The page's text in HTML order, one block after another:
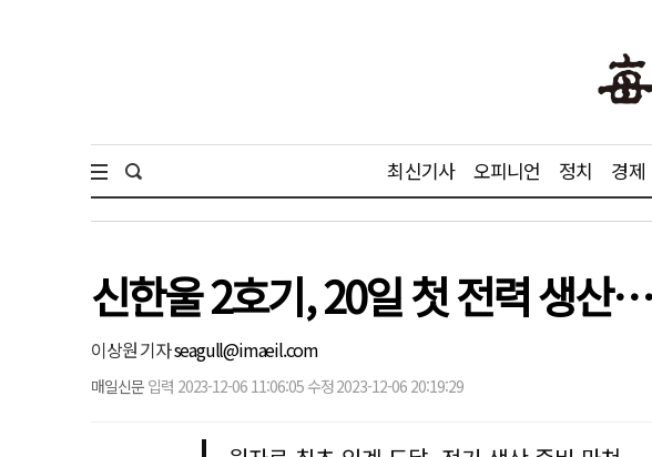
최신기사 오피니언 정치 경제
신한울 2호기, 20일 첫 전력 생산
이상원 기자seagull@imaeil.com
매일신문 입력 2023-12-06 11:06:05 수정 2023-12-06 20:19:29